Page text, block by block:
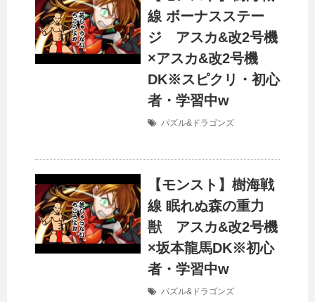
線 ボーナスステー
ジ アスカ&改2号機
×アスカ&改2号機
DK※スピクリ・初心
者・学習中w
パズル&ドラゴンズ
【モンスト】樹海戦
線 眠れぬ森の重力
獣 アスカ&改2号機
×坂本龍馬DK※初心
者・学習中w
パズル&ドラゴンズ